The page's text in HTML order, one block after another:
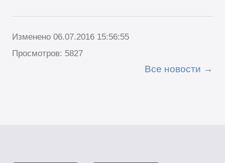
Изменено 06.07.2016 15:56:55
Просмотров: 5827
Все новости